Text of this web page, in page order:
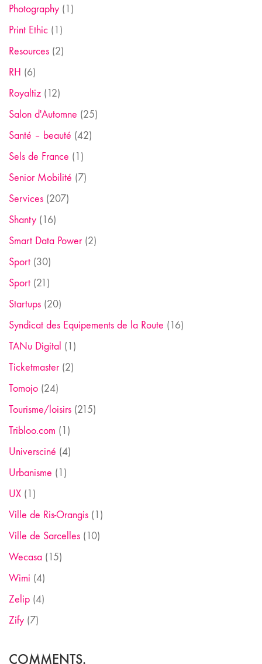
Photography (1)
Print Ethic (1)
Resources (2)
RH (6)
Royaltiz (12)
Salon d'Automne (25)
Santé – beauté (42)
Sels de France (1)
Senior Mobilité (7)
Services (207)
Shanty (16)
Smart Data Power(2)
Sport (30)
Sport (21)
Startups (20)
Syndicat des Equipements de la Route (16)
TANu Digital (1)
Ticketmaster(2)
Tomojo (24)
Tourisme/loisirs (215)
Tribloo.com (1)
Universciné (4)
Urbanisme (1)
UX (1)
Ville de Ris-Orangis (1)
Ville de Sarcelles (10)
Wecasa (15)
Wimi (4)
Zelip (4)
Zify (7)
COMMENTS.